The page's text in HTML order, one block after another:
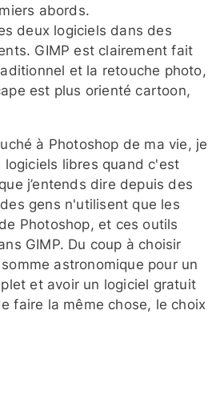
abords.
deux logiciels dans des
GIMP est clairement fait
et la retouche photo,
est plus orienté cartoon,
à Photoshop de ma vie, je
logiciels libres quand c'est
j’entends dire depuis des
gens n'utilisent que les
Photoshop, et ces outils
GIMP. Du coup à choisir
astronomique pour un
et avoir un logiciel gratuit
faire la même chose, le choix